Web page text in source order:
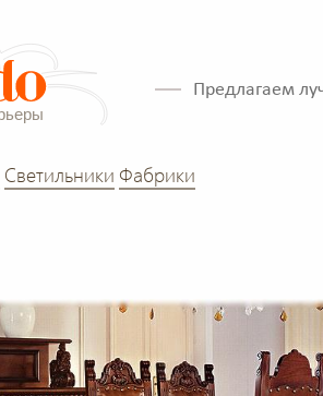
Предлагаем
Светильники Фабрики